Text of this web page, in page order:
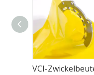
VCI-Flachbeutel